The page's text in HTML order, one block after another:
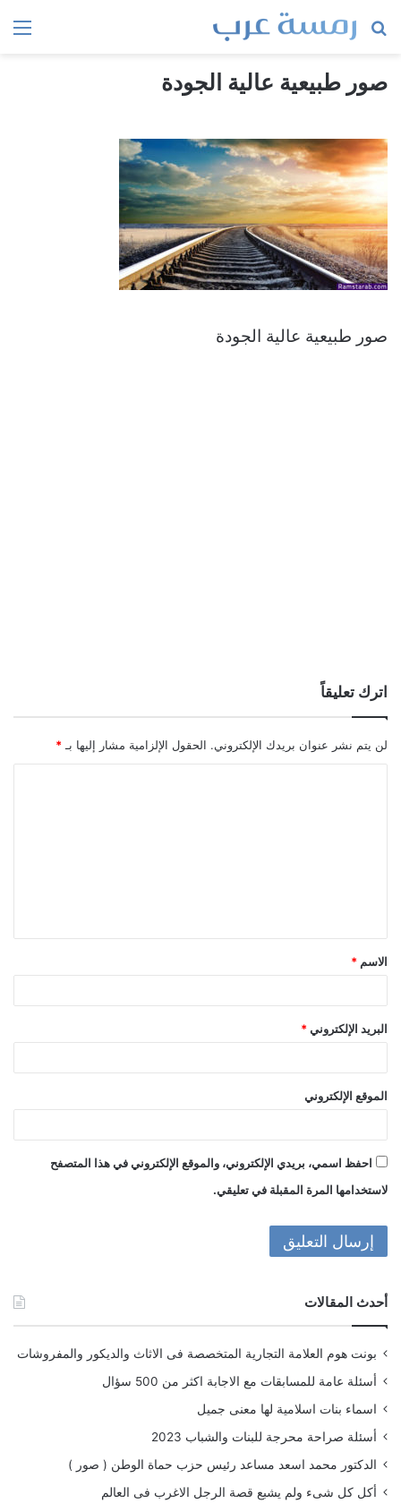
بحث
صور طبيعية عالية الجودة
صور طبيعية عالية الجودة
اترك تعليقاً
لن يتم نشر عنوان بريدك الإلكتروني. الحقول الإلزامية مشار إليها بـ *
ق
*
الاسم *
البريد الإلكتروني *
الموقع الإلكتروني
احفظ اسمي، بريدي الإلكتروني، والموقع الإلكتروني في هذا المتصفح
لاستخدامها المرة المقبلة في تعليقي.
أحدث المقالات
بونت هوم العلامة التجارية المتخصصة فى الاثاث والديكور والمفروشات
أسئلة عامة للمسابقات مع الاجابة اكثر من 500 سؤال
اسماء بنات اسلامية لها معنى جميل
أسئلة صراحة محرجة للبنات والشباب 2023
الدكتور محمد اسعد مساعد رئيس حزب حماة الوطن ( صور )
أكل كل شىء ولم يشبع قصة الرجل الاغرب فى العالم